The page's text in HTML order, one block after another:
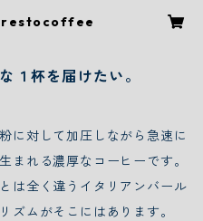
１杯を届けたい。
に対して加圧しながら急速に
まれる濃厚なコーヒーです。
は全く違うイタリアンバール
ズムがそこにはあります。